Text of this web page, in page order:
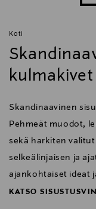
Koti
kulmakivet
Skandinaavinen
Pehmeät muodot,
sekä harkiten
selkeälinjaisen ja
ajankohtaiset ideat
KATSO